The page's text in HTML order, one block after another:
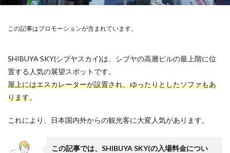
この記事はプロモーションが含まれています。
SHIBUYA SKY(シブヤスカイ)は、シブヤの高層ビルの最上階に位
置する人気の展望スポットです。
屋上にはエスカレーターが設置され、ゆったりとしたソファもあ
ります。
これにより、日本国内外からの観光客に大変人気があります。
この記事では、SHIBUYA SKY(の入場料金につい